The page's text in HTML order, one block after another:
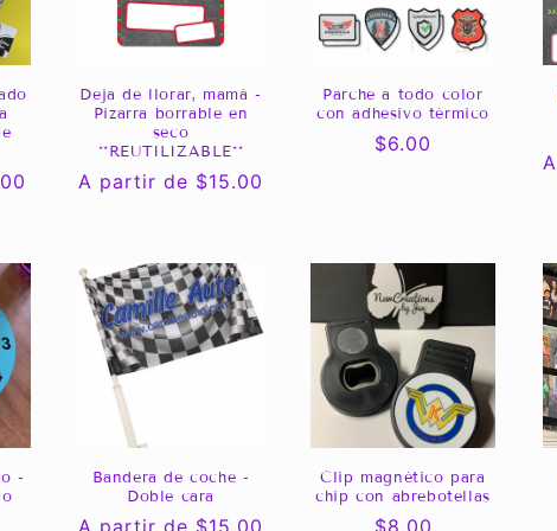
Deja de llorar, mamá -
Pizarra borrable en
seco
**REUTILIZABLE**
Precio
A partir de $15.00
Parche a todo color
con adhesivo térmico
Precio
$6.00
-
Bandera de coche -
Doble cara
Precio
A partir de $15.00
Clip magnético para
chip con abrebotellas
Precio
$8.00